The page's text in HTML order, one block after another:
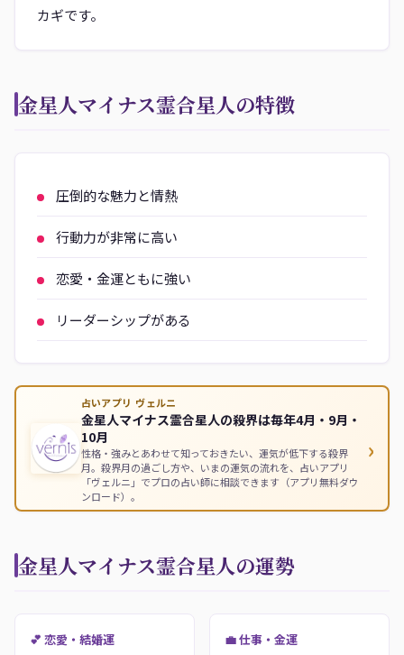
カギです。
金星人マイナス霊合星人の特徴
圧倒的な魅力と情熱
行動力が非常に高い
恋愛・金運ともに強い
リーダーシップがある
占いアプリ ヴェルニ
金星人マイナス霊合星人の殺界は毎年4月・9月・
10月
性格・強みとあわせて知っておきたい、運気が低下する殺界
月。殺界月の過ごし方や、いまの運気の流れを、占いアプリ
「ヴェルニ」でプロの占い師に相談できます（アプリ無料ダウ
ンロード）。
›
金星人マイナス霊合星人の運勢
💕 恋愛・結婚運 💼 仕事・金運